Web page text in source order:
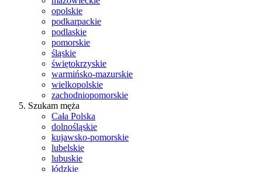
opolskie
podkarpackie
podlaskie
pomorskie
śląskie
świętokrzyskie
warmińsko-mazurskie
wielkopolskie
zachodniopomorskie
Szukam męża
Cała Polska
dolnośląskie
kujawsko-pomorskie
lubelskie
lubuskie
łódzkie